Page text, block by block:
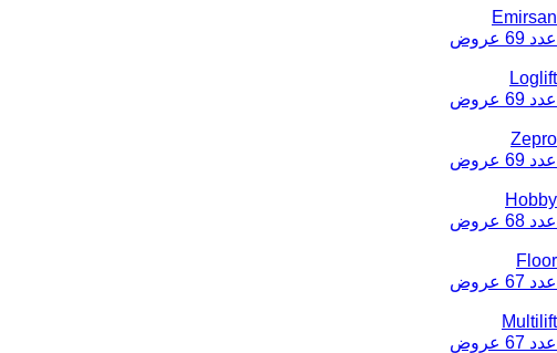
Emirsan
عدد 69 عروض
Loglift
عدد 69 عروض
Zepro
عدد 69 عروض
Hobby
عدد 68 عروض
Floor
عدد 67 عروض
Multilift
عدد 67 عروض